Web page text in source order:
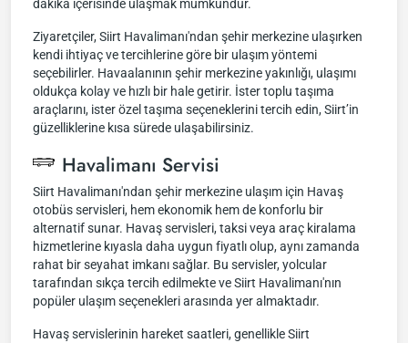
dakika içerisinde ulaşmak mümkündür.
Ziyaretçiler, Siirt Havalimanı'ndan şehir merkezine ulaşırken
kendi ihtiyaç ve tercihlerine göre bir ulaşım yöntemi
seçebilirler. Havaalanının şehir merkezine yakınlığı, ulaşımı
oldukça kolay ve hızlı bir hale getirir. İster toplu taşıma
araçlarını, ister özel taşıma seçeneklerini tercih edin, Siirt’in
güzelliklerine kısa sürede ulaşabilirsiniz.
Havalimanı Servisi
Siirt Havalimanı'ndan şehir merkezine ulaşım için Havaş
otobüs servisleri, hem ekonomik hem de konforlu bir
alternatif sunar. Havaş servisleri, taksi veya araç kiralama
hizmetlerine kıyasla daha uygun fiyatlı olup, aynı zamanda
rahat bir seyahat imkanı sağlar. Bu servisler, yolcular
tarafından sıkça tercih edilmekte ve Siirt Havalimanı'nın
popüler ulaşım seçenekleri arasında yer almaktadır.
Havaş servislerinin hareket saatleri, genellikle Siirt